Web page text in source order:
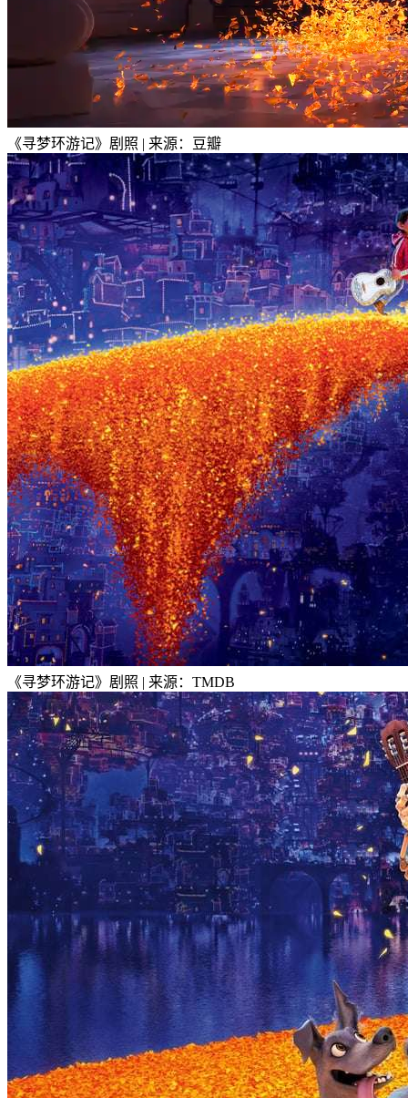
《寻梦环游记》剧照 | 来源：豆瓣
《寻梦环游记》剧照 | 来源：TMDB